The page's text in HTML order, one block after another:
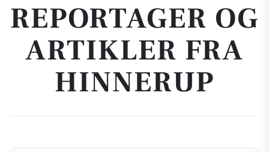
REPORTAGER OG
ARTIKLER FRA
HINNERUP